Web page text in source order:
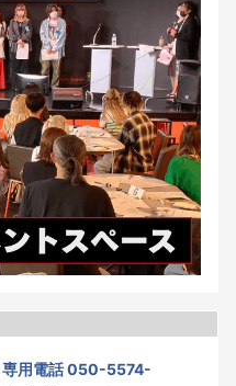
専用電話 050-5574-